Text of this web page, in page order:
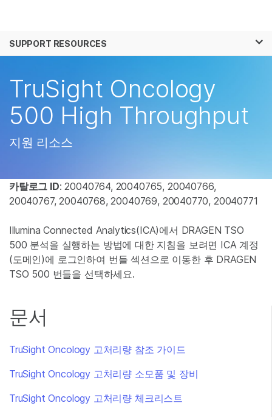
솔루션
회사
지원
SUPPORT RESOURCES
TruSight Oncology
500 High Throughput
지원 리소스
카탈로그 ID: 20040764, 20040765, 20040766,
20040767, 20040768, 20040769, 20040770, 20040771
Illumina Connected Analytics(ICA)에서 DRAGEN TSO
500 분석을 실행하는 방법에 대한 지침을 보려면 ICA 계정
(도메인)에 로그인하여 번들 섹션으로 이동한 후 DRAGEN
TSO 500 번들을 선택하세요.
문서
TruSight Oncology 고처리량 참조 가이드
TruSight Oncology 고처리량 소모품 및 장비
TruSight Oncology 고처리량 체크리스트
보다 관련성이 높은 콘텐츠를 확인하실 수 있
습니다. 주요 관심 분야를 선택해 주세요:
암 연구
미생물학 연구
농업유전체학 연구
복합 질환 연구
임상 종양학 연구
생식 보건 연구
유전 및 희귀 질환 연
구